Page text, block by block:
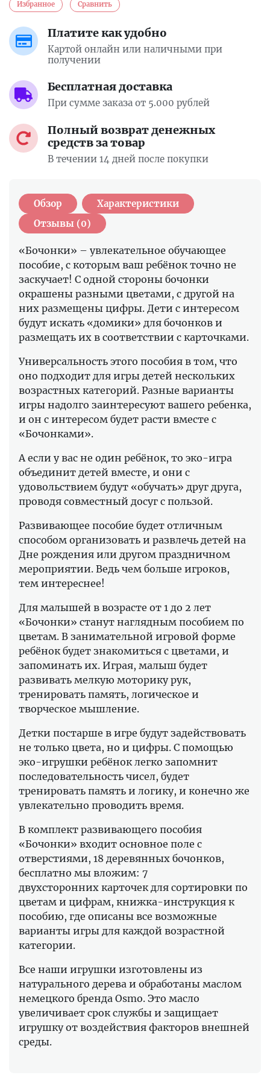
Избранное Сравнить
Платите как удобно
Картой онлайн или наличными при
получении
Бесплатная доставка
При сумме заказа от 5.000 рублей
Полный возврат денежных
средств за товар
В течении 14 дней после покупки
Обзор
Характеристики
Отзывы (0)
«Бочонки» – увлекательное обучающее
пособие, с которым ваш ребёнок точно не
заскучает! С одной стороны бочонки
окрашены разными цветами, с другой на
них размещены цифры. Дети с интересом
будут искать «домики» для бочонков и
размещать их в соответствии с карточками.
Универсальность этого пособия в том, что
оно подходит для игры детей нескольких
возрастных категорий. Разные варианты
игры надолго заинтересуют вашего ребенка,
и он с интересом будет расти вместе с
«Бочонками».
А если у вас не один ребёнок, то эко-игра
объединит детей вместе, и они с
удовольствием будут «обучать» друг друга,
проводя совместный досуг с пользой.
Развивающее пособие будет отличным
способом организовать и развлечь детей на
Дне рождения или другом праздничном
мероприятии. Ведь чем больше игроков,
тем интереснее!
Для малышей в возрасте от 1 до 2 лет
«Бочонки» станут наглядным пособием по
цветам. В занимательной игровой форме
ребёнок будет знакомиться с цветами, и
запоминать их. Играя, малыш будет
развивать мелкую моторику рук,
тренировать память, логическое и
творческое мышление.
Детки постарше в игре будут задействовать
не только цвета, но и цифры. С помощью
эко-игрушки ребёнок легко запомнит
последовательность чисел, будет
тренировать память и логику, и конечно же
увлекательно проводить время.
В комплект развивающего пособия
«Бочонки» входит основное поле с
отверстиями, 18 деревянных бочонков,
бесплатно мы вложим: 7
двухсторонних карточек для сортировки по
цветам и цифрам, книжка-инструкция к
пособию, где описаны все возможные
варианты игры для каждой возрастной
категории.
Все наши игрушки изготовлены из
натурального дерева и обработаны маслом
немецкого бренда Osmo. Это масло
увеличивает срок службы и защищает
игрушку от воздействия факторов внешней
среды.